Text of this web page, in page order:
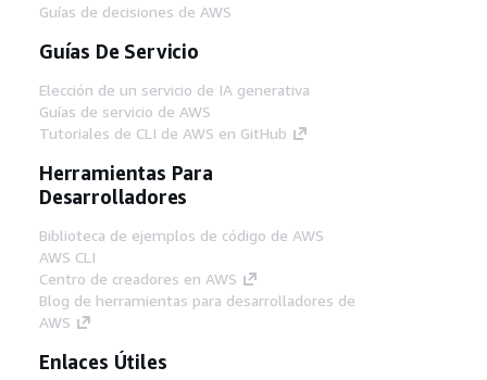
Guías de decisiones de AWS
Guías De Servicio
Elección de un servicio de IA generativa
Guías de servicio de AWS
Tutoriales de CLI de AWS en GitHub
Herramientas Para
Desarrolladores
Biblioteca de ejemplos de código de AWS
AWS CLI
Centro de creadores en AWS
Blog de herramientas para desarrolladores de
AWS
Enlaces Útiles